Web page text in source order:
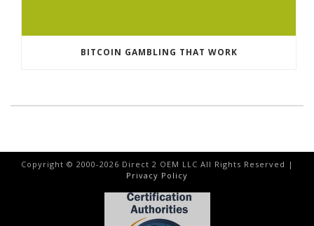
BITCOIN GAMBLING THAT WORK
Copyright © 2000-2026 Direct 2 OEM LLC All Rights Reserved |
Privacy Policy